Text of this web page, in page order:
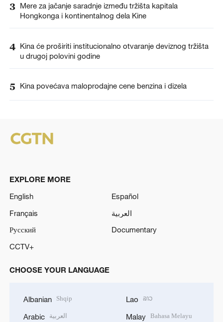
3 Mere za jačanje saradnje između tržišta kapitala
Hongkonga i kontinentalnog dela Kine
4 Kina će proširiti institucionalno otvaranje deviznog tržišta
u drugoj polovini godine
5 Kina povećava maloprodajne cene benzina i dizela
EXPLORE MORE
English
Español
Français
العربية
Русский
Documentary
CCTV+
CHOOSE YOUR LANGUAGE
Albanian Shqip
Arabic العربية
Lao ລາວ
Malay Bahasa Melayu